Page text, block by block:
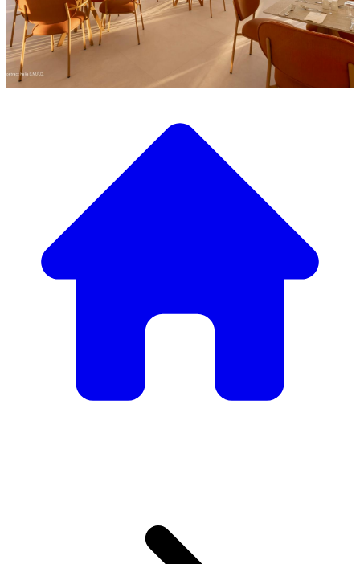
Descubra a nossa ampla seleção de mobiliário de design
Nosso Catálogo de
Mobiliário
temos tudo o que precisa para criar o ambiente perfeito.